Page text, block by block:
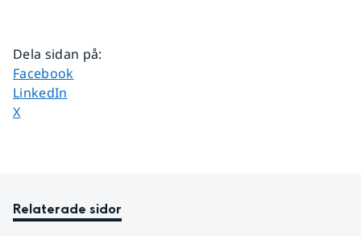
Dela sidan på:
Dela sidan på
Facebook
Dela sidan på
LinkedIn
Dela sidan på
X
Relaterade sidor